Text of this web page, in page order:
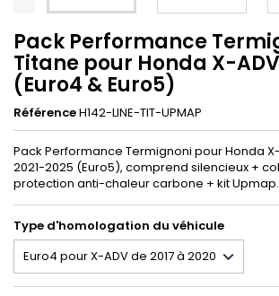
Pack Performance
Titane pour Honda X-
(Euro4 & Euro5)
RéférenceH142-LINE-TIT-UPMAP
Pack Performance Termignoni pour Honda
2021-2025 (Euro5), comprend silencieux +
protection anti-chaleur carbone + kit Upmap.
Type d'homologation du véhicule